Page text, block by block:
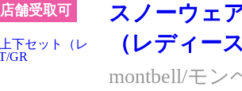
イズをご用意し
店舗受取可
スノーウェ
（レディー
montbell/モン